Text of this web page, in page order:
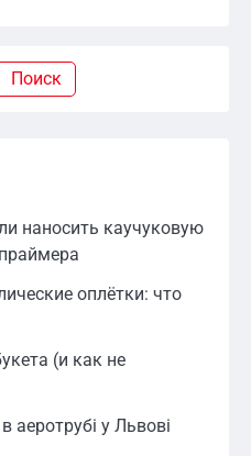
наносить каучуковую
оплётки: что
(и как не
аеротрубі у Львові